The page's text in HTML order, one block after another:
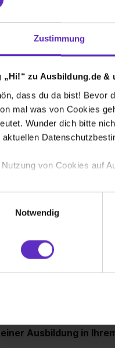
Zustimmung
„Hi!“ zu Ausbildung.de &
dass du da bist! Bevor
mal was von Cookies
Wunder dich bitte
aktuellen
Nutzung von Cookies auf
Cookies zur
getroffenen
um
Analysen weiterzugeben
führen diese
. In diesem Fall sowie bei
dass dir nach
hierfür kannst du
Notwendig
uns 35 Stunden pro
40 Stunden pro Woche im
um eine
Du über einen
wir uns
Ausbildung in